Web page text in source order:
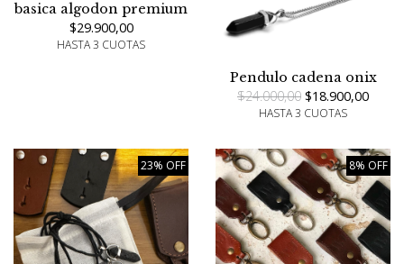
basica algodon premium
$29.900,00
HASTA 3 CUOTAS
Pendulo cadena onix
$24.000,00 $18.900,00
HASTA 3 CUOTAS
23% OFF 8% OFF